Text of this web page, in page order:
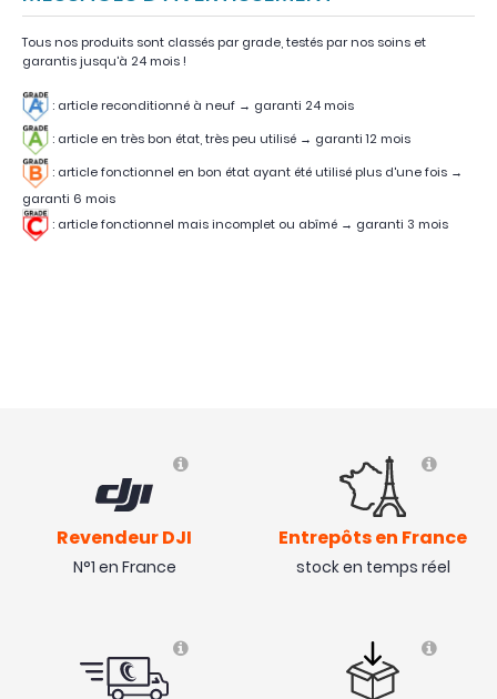
Tous nos produits sont classés par grade, testés par nos soins et
garantis jusqu'à 24 mois !
: article reconditionné à neuf → garanti 24 mois
: article en très bon état, très peu utilisé → garanti 12 mois
: article fonctionnel en bon état ayant été utilisé plus d'une fois →
garanti 6 mois
: article fonctionnel mais incomplet ou abîmé → garanti 3 mois
Revendeur DJI
N°1 en France
Entrepôts en France
stock en temps réel